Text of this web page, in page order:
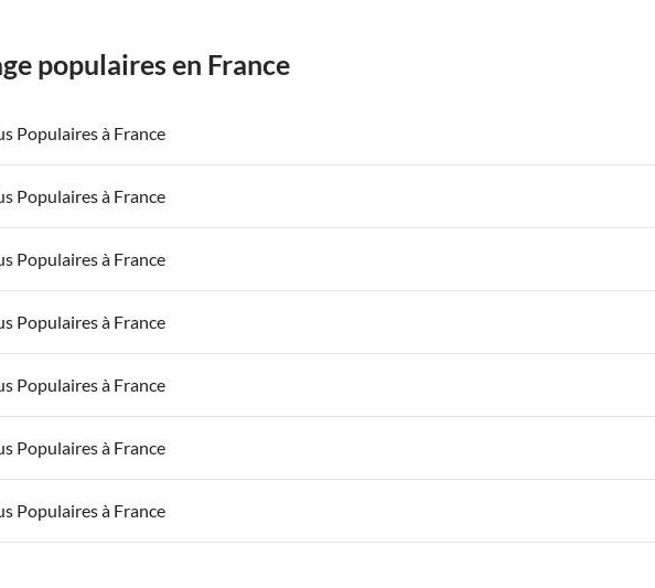
populaires en France
Populaires à France
Appartements de Vacances à Paris-Ile de France
Appartements de Vacances à la Normandie Appartements de Vacances à Sud de la
Populaires à France
Appartements de Vacances à Paris-Ile de France
Appartements de Vacances à la Normandie Appartements de Vacances à Sud de la
Populaires à France
Appartements de Vacances à Paris-Ile de France
Appartements de Vacances à la Normandie Appartements de Vacances à Sud de la
Populaires à France
Appartements de Vacances à Paris-Ile de France
Appartements de Vacances à la Normandie Appartements de Vacances à Sud de la
Populaires à France
Appartements de Vacances à Paris-Ile de France
Appartements de Vacances à la Normandie Appartements de Vacances à Sud de la
Populaires à France
Appartements de Vacances à Paris-Ile de France
Appartements de Vacances à la Normandie Appartements de Vacances à Sud de la
Populaires à France